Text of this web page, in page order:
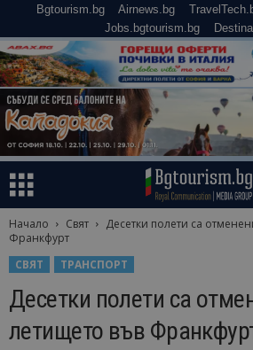
Bgtourism.bg Airnews.bg
Jobs.bgtourism.bg
Начало Свят
Десетки полети са
Франкфурт
СВЯТ
ТРАНСПОРТ
Десетки полети са
летището във